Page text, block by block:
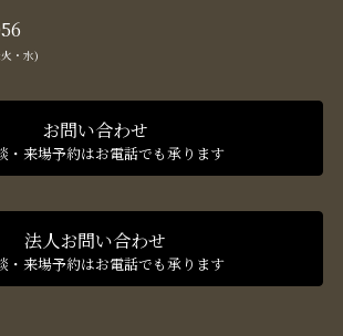
・水)
お問い合わせ
・来場予約はお電話でも承ります
法人お問い合わせ
・来場予約はお電話でも承ります